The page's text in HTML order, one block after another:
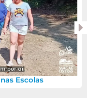
Escolas
da Água
e das Ostras
Ambientais
Macaé Ostras
e das Ostras